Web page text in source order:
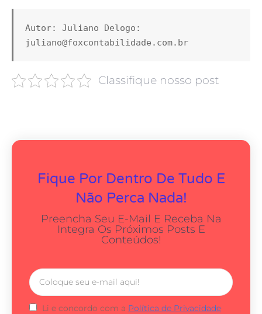
Autor: Juliano Delogo:
juliano@foxcontabilidade.com.br
Classifique nosso post
Fique Por Dentro De Tudo E
Não Perca Nada!
Preencha Seu E-Mail E Receba Na
Integra Os Próximos Posts E
Conteúdos!
Li e concordo com a Política de Privacidade